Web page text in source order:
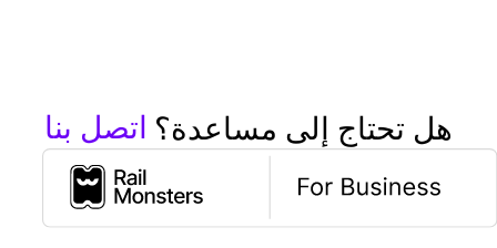
هل تحتاج إلى مساعدة؟ اتصل بنا